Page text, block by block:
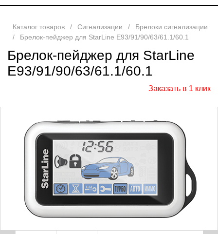
Каталог товаров / Сигнализации /
Брелоки сигнализации
/
Брелок-пейджер для StarLine E93/91/90/63/61.1/60.1
Брелок-пейджер для StarLine
E93/91/90/63/61.1/60.1
Заказать в 1 клик